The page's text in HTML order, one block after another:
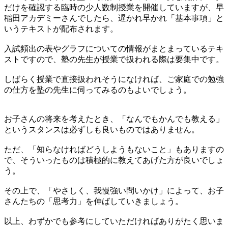
だけを確認する臨時の少人数制授業を開催していますが、早
稲田アカデミーさんでしたら、遅かれ早かれ「基本事項」と
いうテキストが配布されます。
入試頻出の表やグラフについての情報がまとまっているテキ
ストですので、塾の先生が授業で扱われる際は要集中です。
しばらく授業で直接扱われそうになければ、ご家庭での勉強
の仕方を塾の先生に伺ってみるのもよいでしょう。
お子さんの将来を考えたとき、「なんでもかんでも教える」
というスタンスは必ずしも良いものではありません。
ただ、「知らなければどうしようもないこと」もありますの
で、そういったものは積極的に教えてあげた方が良いでしょ
う。
その上で、「やさしく、我慢強い問いかけ」によって、お子
さんたちの「思考力」を伸ばしていきましょう。
以上、わずかでも参考にしていただければありがたく思いま